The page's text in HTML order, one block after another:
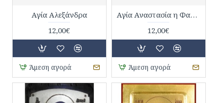
Αγία Αλεξάνδρα
12,00€
Άμεση αγορά
Αγία Αναστασία η Φαρμακολύτρια
12,00€
Άμεση αγορά